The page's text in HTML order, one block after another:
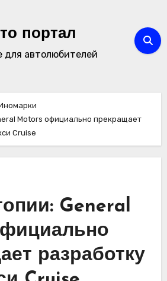
портал
для автолюбителей
Motors официально прекращает
Cruise
General
разработку